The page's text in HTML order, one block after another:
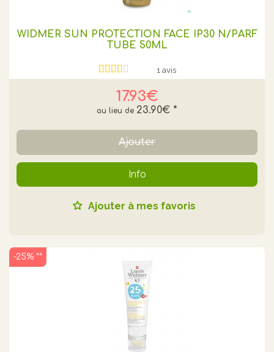
WIDMER SUN PROTECTION FACE IP30 N/PARF
TUBE 50ML
1 avis
17.93€
23.90€ *
Ajouter
Info
Ajouter à mes favoris
-25% **